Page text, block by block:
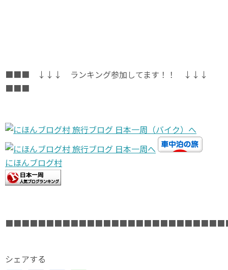
■■■ ↓↓↓ ランキング参加してます！！ ↓↓↓
■■■
にほんブログ村
シェアする